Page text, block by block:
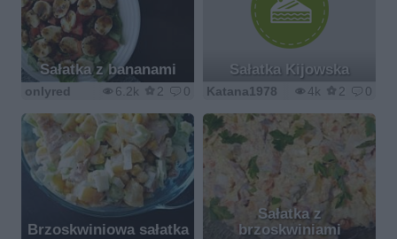
Sałatka z bananami
6.2k 2 0
onlyred
Sałatka Kijowska
4k 2 0
Katana1978
Brzoskwiniowa sałatka
Sałatka z
brzoskwiniami